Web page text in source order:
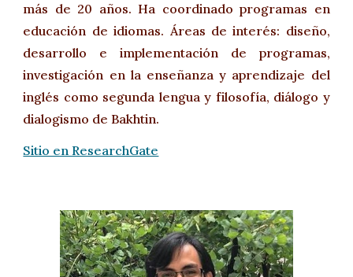
más de 20 años. Ha coordinado programas en
educación de idiomas. Áreas de interés: diseño,
desarrollo e implementación de programas,
investigación en la enseñanza y aprendizaje del
inglés como segunda lengua y filosofía, diálogo y
dialogismo de Bakhtin.
Sitio en ResearchGate